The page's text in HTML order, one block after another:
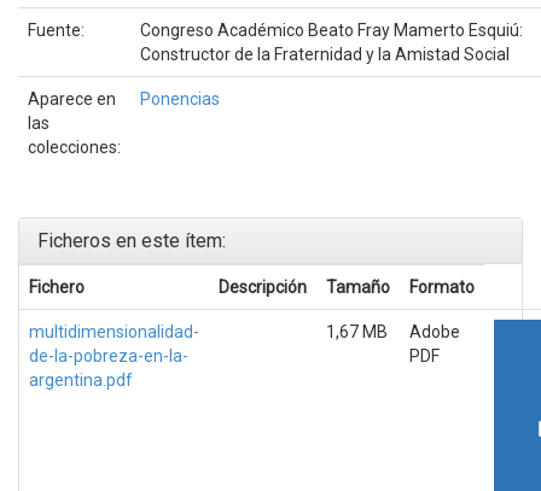
Fuente:
Congreso Académico Beato Fray Mamerto Esquiú:
Constructor de la Fraternidad y la Amistad Social
Aparece en
las
colecciones:
Ponencias
Ficheros en este ítem:
Fichero Descripción Tamaño Formato
multidimensionalidad-
de-la-pobreza-en-la-
argentina.pdf
1,67 MB
Adobe
PDF